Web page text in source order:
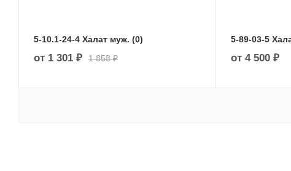
5-10.1-24-4 Халат муж. (0)
от 1 301 ₽ 1 858 ₽
5-89-03-5
от 4 500 ₽